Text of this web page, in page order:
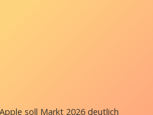
soll Markt 2026 deutlich